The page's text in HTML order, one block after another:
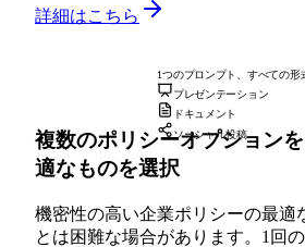
詳細はこちら
1つのプロンプト、すべての形
プレゼンテーション
ドキュメント
ソーシャル投稿
複数のポリシーオプション
適なものを選択
機密性の高い企業ポリシーの最適
とは困難な場合があります。1回